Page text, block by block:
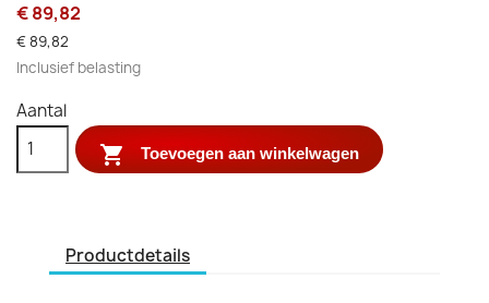
€ 89,82
€ 89,82
Inclusief belasting
Aantal
 Toevoegen aan winkelwagen
Productdetails